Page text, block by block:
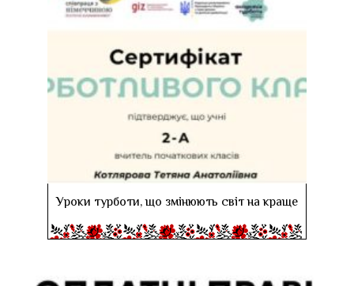
Уроки турботи, що змінюють світ на краще